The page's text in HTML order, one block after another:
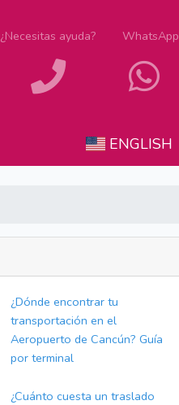
¿Necesitas ayuda? WhatsApp
ENGLISH
¿Dónde encontrar tu
transportación en el
Aeropuerto de Cancún? Guía
por terminal
¿Cuánto cuesta un traslado